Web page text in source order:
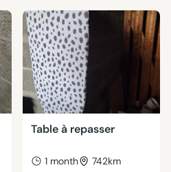
Table à repasser
1 month 742km